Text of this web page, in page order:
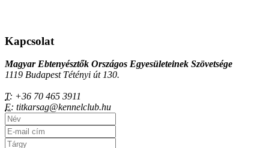
Kapcsolat
Magyar Ebtenyésztők Országos Egyesületeinek Szövetsége
1119 Budapest Tétényi út 130.
T: +36 70 465 3911
E: titkarsag@kennelclub.hu